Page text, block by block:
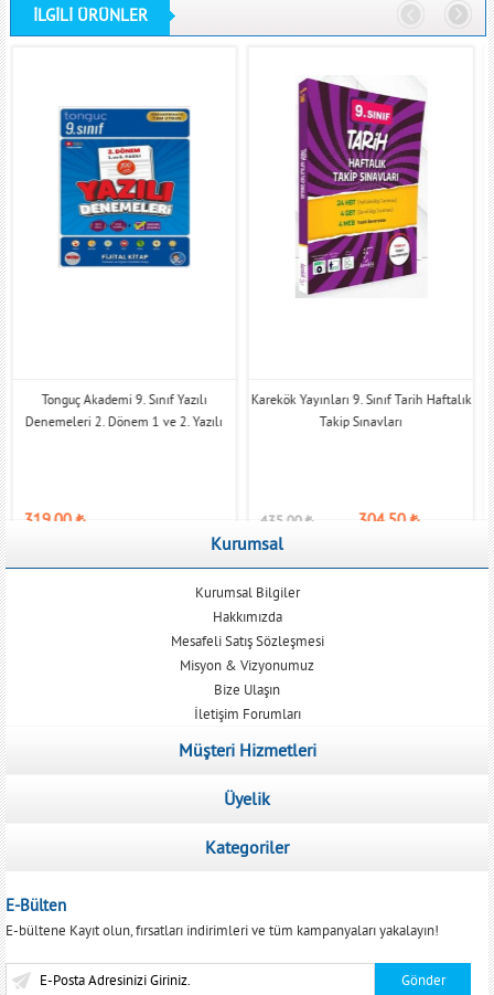
İLGİLİ ÜRÜNLER
Tonguç Akademi 9. Sınıf Yazılı
Denemeleri 2. Dönem 1 ve 2. Yazılı
319,00₺
Karekök Yayınları 9. Sınıf Tarih Haftalık
Takip Sınavları
435,00₺ 304,50₺
Kurumsal
Kurumsal Bilgiler
Hakkımızda
Mesafeli Satış Sözleşmesi
Misyon & Vizyonumuz
Bize Ulaşın
İletişim Forumları
Müşteri Hizmetleri
Üyelik
Kategoriler
E-Bülten
E-bültene Kayıt olun, fırsatları indirimleri ve tüm kampanyaları yakalayın!